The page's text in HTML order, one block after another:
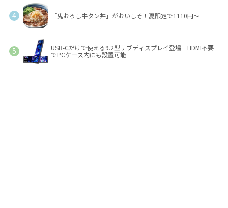
「鬼おろし牛タン丼」がおいしそ！夏限定で1110円～
USB-Cだけで使える9.2型サブディスプレイ登場 HDMI不要
でPCケース内にも設置可能